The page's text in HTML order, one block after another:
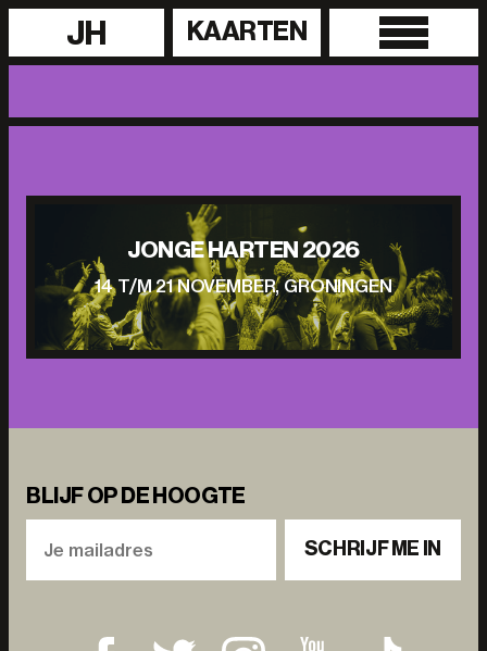
JH KAARTEN
JONGE HARTEN 2026
14 T/M 21 NOVEMBER, GRONINGEN
BLIJF OP DE HOOGTE
SCHRIJF ME IN